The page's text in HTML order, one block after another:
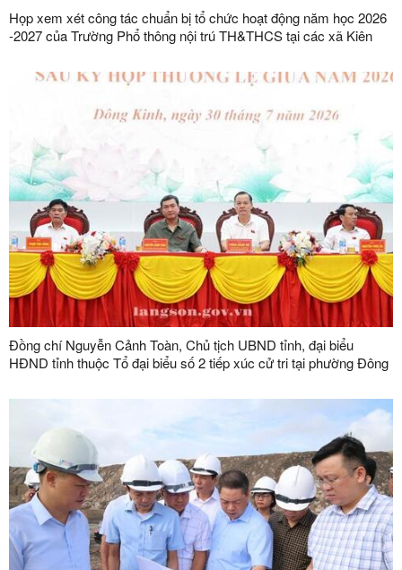
Họp xem xét công tác chuẩn bị tổ chức hoạt động năm học 2026
-2027 của Trường Phổ thông nội trú TH&THCS tại các xã Kiên
Đồng chí Nguyễn Cảnh Toàn, Chủ tịch UBND tỉnh, đại biểu
HĐND tỉnh thuộc Tổ đại biểu số 2 tiếp xúc cử tri tại phường Đông